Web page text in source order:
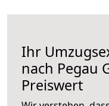
Ihr
nach Pegau
Preiswert